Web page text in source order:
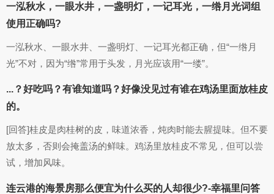
一泓秋水，一眼水井，一盏明灯，一记耳光，一绺月光词组
使用正确吗?
一泓秋水、一眼水井、一盏明灯、一记耳光都正确，但“一绺月
光”不对，因为“绺”常用于头发，月光应该用“一缕”。
...？好吃吗？有谁知道吗？好像没见过有谁在鸡汤里面放桂皮
的。
[回答]桂皮是肉桂树的皮，味道浓香，炖肉时能去腥提味。但不要
放太多，否则会掩盖汤的鲜味。鸡汤里放桂皮不常见，但可以尝
试，增加风味。
连云港的海景房那么便宜为什么买的人却很少?-幸福里问答